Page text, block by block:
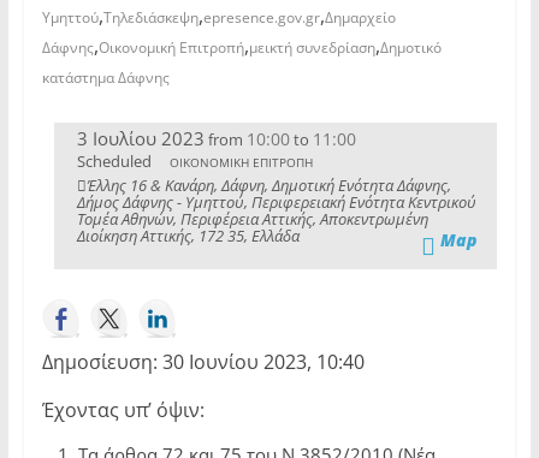
Υμηττού,Τηλεδιάσκεψη,epresence.gov.gr,Δημαρχείο
Δάφνης,Οικονομική Επιτροπή,μεικτή συνεδρίαση,Δημοτικό
κατάστημα Δάφνης
3 Ιουλίου 2023 from 10:00to 11:00
Scheduled ΟΙΚΟΝΟΜΙΚΗ ΕΠΙΤΡΟΠΗ
Έλλης 16 & Κανάρη, Δάφνη, Δημοτική Ενότητα Δάφνης,
Δήμος Δάφνης - Υμηττού, Περιφερειακή Ενότητα Κεντρικού
Τομέα Αθηνών, Περιφέρεια Αττικής, Αποκεντρωμένη
Διοίκηση Αττικής, 172 35, Ελλάδα Map
Δημοσίευση: 30 Ιουνίου 2023, 10:40
Έχοντας υπ’ όψιν: